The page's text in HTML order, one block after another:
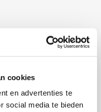
cookies
en advertenties te
social media te bieden